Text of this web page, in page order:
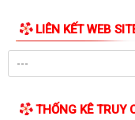
UBND PHƯỜNG NGÔ
NGHỊ ĐỐI THOẠI DOANH
PHƯỜNG NGÔ QUYỀN
LIÊN KẾT WEB
THỐNG KÊ TRUY